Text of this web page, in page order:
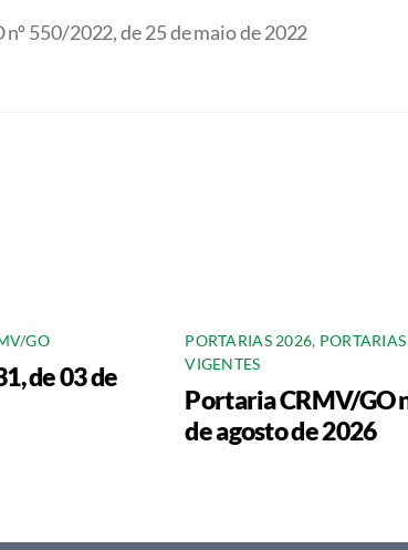
550/2022, de 25 de maio de 2022
GO
de 03 de
PORTARIAS 2026,
VIGENTES
Portaria CRMV/GO
de agosto de 2026